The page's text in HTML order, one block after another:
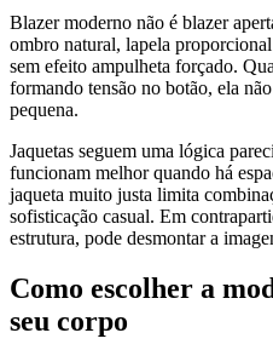
Blazer moderno não é blazer
ombro natural, lapela
sem efeito ampulheta forçado.
formando tensão no botão, ela
pequena.
Jaquetas seguem uma lógica
funcionam melhor quando há
jaqueta muito justa limita
sofisticação casual. Em
estrutura, pode desmontar a
Como escolher a
seu corpo